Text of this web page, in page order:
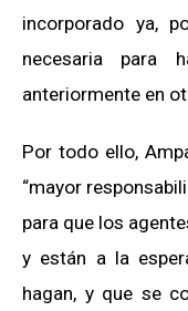
incorporado ya,
necesaria para
anteriormente en
Por todo ello,
“mayor
para que los
y están a la
hagan, y que se